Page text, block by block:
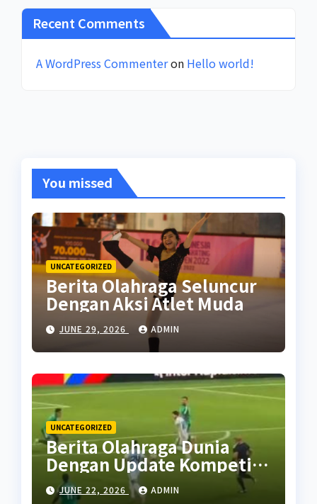
Recent Comments
A WordPress Commenteron Hello world!
You missed
UNCATEGORIZED
Berita Olahraga Seluncur
Dengan Aksi Atlet Muda
JUNE 29, 2026 ADMIN
UNCATEGORIZED
Berita Olahraga Dunia
Dengan Update Kompetisi
Terbaru
JUNE 22, 2026 ADMIN